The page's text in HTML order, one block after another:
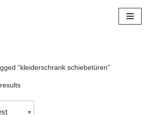
“kleiderschrank schiebetüren”